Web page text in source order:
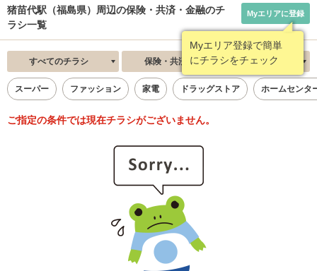
猪苗代駅（福島県）周辺の保険・共済・金融のチ
ラシ一覧
Myエリア登録で簡単
にチラシをチェック
Myエリアに登録
すべてのチラシ 保険・共済・金融 新着順
スーパー ファッション 家電 ドラッグストア ホームセンタ
ご指定の条件では現在チラシがございません。